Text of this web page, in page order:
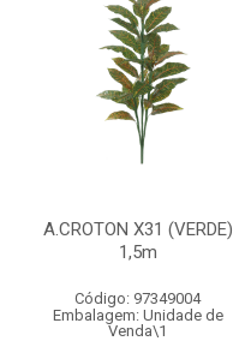
A.CROTON X31 (VERDE)
1,5m
Código: 97349004
Embalagem: Unidade de
Venda\1